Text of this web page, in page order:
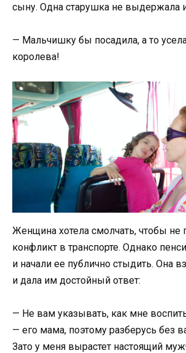
сыну. Одна старушка не выдержала и
— Мальчишку бы посадила, а то
королева!
Женщина хотела смолчать, чтобы не
конфликт в транспорте. Однако
и начали ее публично стыдить. Она
и дала им достойный ответ:
— Не вам указывать, как мне
— его мама, поэтому разберусь без
Зато у меня вырастет настоящий